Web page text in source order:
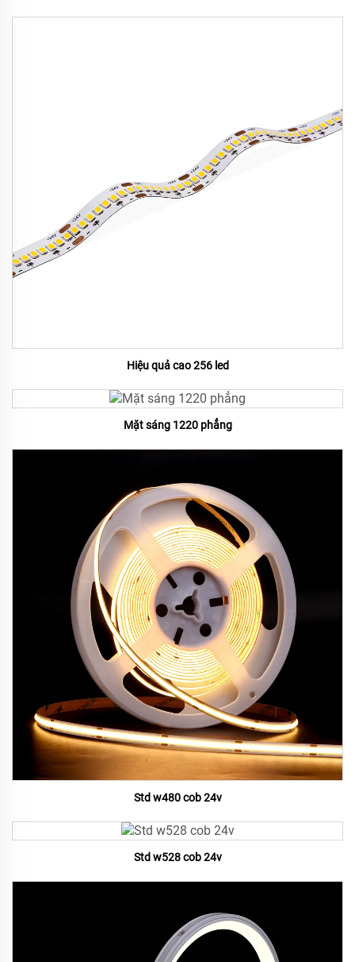
Hiệu quả cao 256 led
Mặt sáng 1220 phẳng
Std w480 cob 24v
Std w528 cob 24v